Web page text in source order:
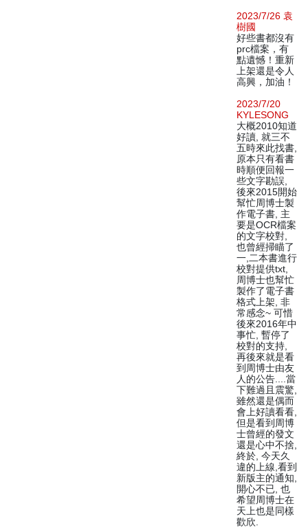
2023/7/26 袁
樹國
好些書都沒有
prc檔案，有
點遺憾！重新
上架還是令人
高興，加油！
2023/7/20
KYLESONG
大概2010知道
好讀, 就三不
五時來此找書,
原本只有看書
時順便回報一
些文字勘誤,
後來2015開始
幫忙周博士製
作電子書, 主
要是OCR檔案
的文字校對,
也曾經掃瞄了
一,二本書進行
校對提供txt,
周博士也幫忙
製作了電子書
格式上架, 非
常感念~ 可惜
後來2016年中
事忙, 暫停了
校對的支持,
再後來就是看
到周博士由友
人的公告....當
下難過且震驚,
雖然還是偶而
會上好讀看看,
但是看到周博
士曾經的發文
還是心中不捨,
終於, 今天久
違的上線,看到
新版主的通知,
開心不已, 也
希望周博士在
天上也是同樣
歡欣.